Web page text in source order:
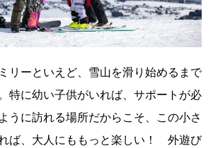
リーといえど、雪山を滑り始めるまで
特に幼い子供がいれば、サポートが必
うに訪れる場所だからこそ、この小さ
ば、大人にももっと楽しい！ 外遊び